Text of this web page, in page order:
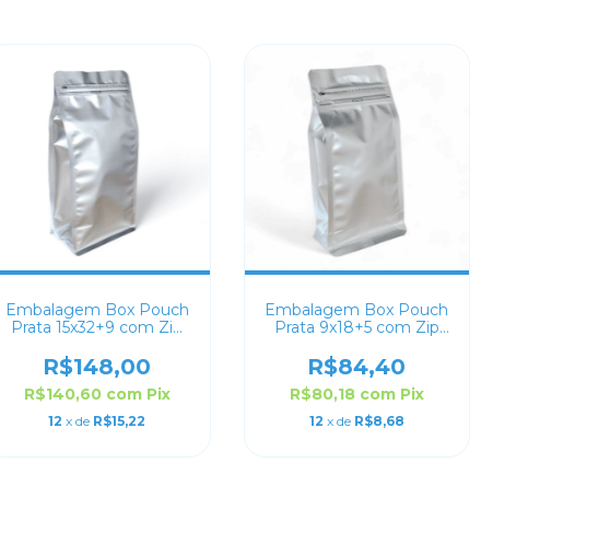
Embalagem Box Pouch
Prata 15x32+9 com Zip
R$148,00
R$140,60 com Pix
12 x de R$15,22
Embalagem Box Pouch
Prata 9x18+5 com Zip
R$84,40
R$80,18 com Pix
12 x de R$8,68